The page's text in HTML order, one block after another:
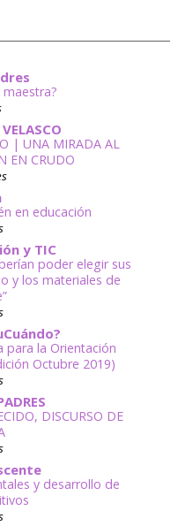
| UNA MIRADA AL
EN CRUDO
en educación
y TIC
poder elegir sus
y los materiales de
para la Orientación
Octubre 2019)
DISCURSO DE
y desarrollo de